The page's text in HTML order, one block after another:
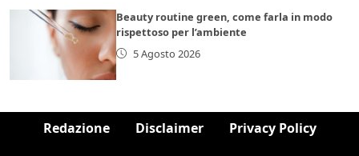
Beauty routine green, come farla in modo
rispettoso per l’ambiente
5 Agosto 2026
Redazione Disclaimer Privacy Policy